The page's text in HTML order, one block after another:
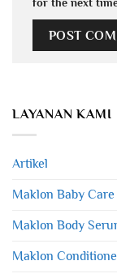
LAYANAN KAMI
Artikel
Maklon Baby Care
Maklon Body
Maklon